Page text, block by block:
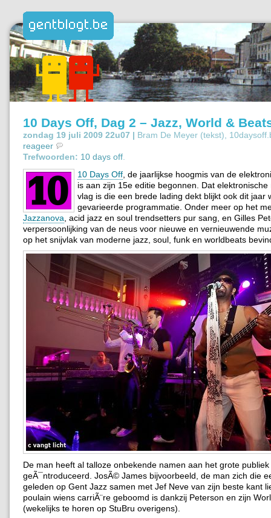
10 Days Off, Dag 2 – Jazz, World &
zondag 19 juli 2009 22u07 | Bram De Meyer (tekst),
reageer
Trefwoorden: 10 days off
10 Days Off , de jaarlijkse hoogmis van de
is aan zijn 15e editie begonnen. Dat elektronische
vlag is die een brede lading dekt blijkt ook dit jaar
gevarieerde programmatie. Onder meer op het
Jazzanova , acid jazz en soul trendsetters pur sang, en Gilles
verpersoonlijking van de neus voor nieuwe en vernieuwende
op het snijvlak van moderne jazz, soul, funk en worldbeats
De man heeft al talloze onbekende namen aan het grote publiek
geÃ¯ntroduceerd. JosÃ© James bijvoorbeeld, de man zich die
geleden op Gent Jazz samen met Jef Neve van zijn beste kant
poulain wiens carriÃ¨re geboomd is dankzij Peterson en zijn
(wekelijks te horen op StuBru overigens).